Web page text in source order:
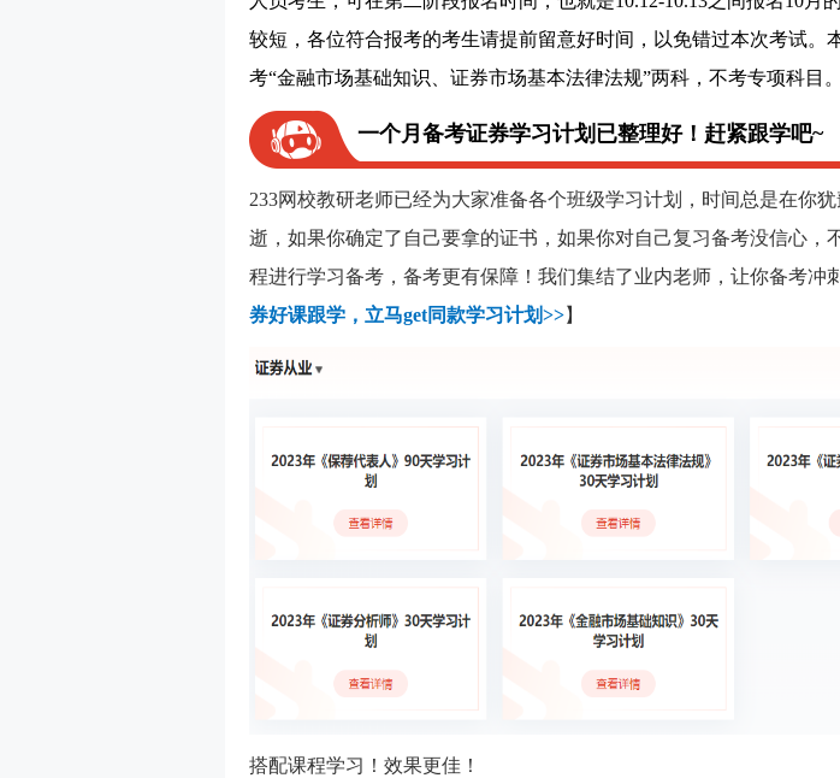
较短，各位符合报考的考生请提前留意好时间， 以免错过本次考试。
考“金融市场基础知识、证券市场基本法律法规”两科，不考专项科目。
一个月备考证券学习计划已整理好！赶紧跟学吧~
233网校教研老师已经为大家准备各个班级学习计划，时间总是在你
逝，如果你确定了自己要拿的证书，如果你对自己复习备考没信心，
程进行学习备考，备考更有保障！我们集结了业内老师，让你备考冲
券好课跟学，立马get同款学习计划>>】
搭配课程学习！效果更佳！